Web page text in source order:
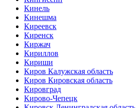
Кинель
Кинешма
Киреевск
Киренск
Киржач
Кириллов
Кириши
Киров Калужская область
Киров Кировская область
Кировград
Кирово-Чепецк